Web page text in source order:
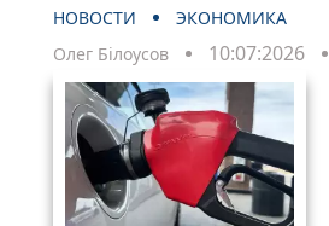
НОВОСТИ
ЭКОНОМИКА
Олег Білоусов
10:07:2026